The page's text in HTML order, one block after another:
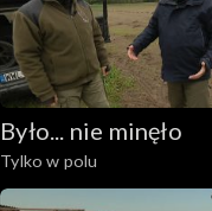
Było... nie minęło
Tylko w polu